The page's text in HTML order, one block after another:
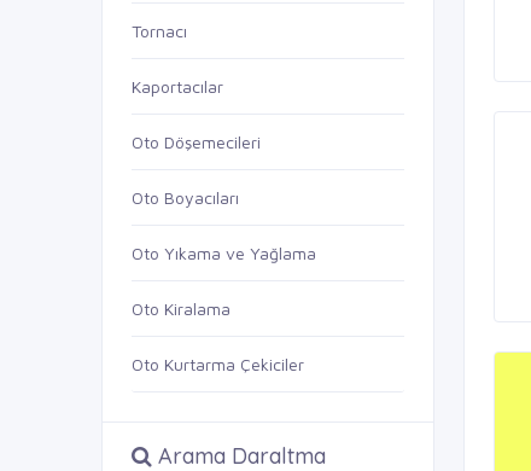
Tornacı
Kaportacılar
Oto Döşemecileri
Oto Boyacıları
Oto Yıkama ve Yağlama
Oto Kiralama
Oto Kurtarma Çekiciler
Arama Daraltma